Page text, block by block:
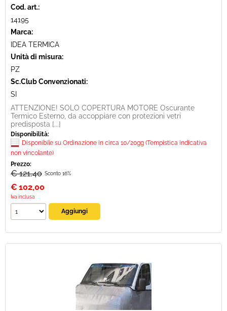
Cod. art.:
14195
Marca:
IDEA TERMICA
Unità di misura:
PZ
Sc.Club Convenzionati:
SI
ATTENZIONE! SOLO COPERTURA MOTORE Oscurante
Termico Esterno, da accoppiare con protezioni vetri
predisposta [...]
Disponibilità:
Disponibile su Ordinazione in circa 10/20gg (Tempistica indicativa
non vincolante)
Prezzo:
€ 121,40 Sconto 16%
€ 102,00
Iva inclusa